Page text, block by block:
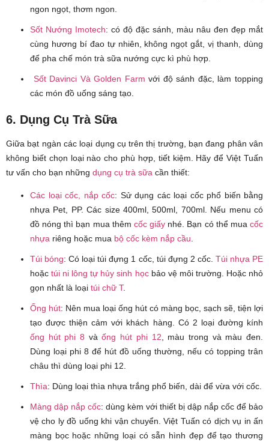
ngon ngọt, thơm ngon.
Sốt Nướng Imotech: có độ đặc sánh, màu nâu đen đẹp mắt
cùng hương bí đao tự nhiên, không ngọt gắt, vị thanh, dùng
để pha chế món trà sữa nướng cực kì phù hợp.
Sốt Davinci Và Golden Farm với độ sánh đặc, làm topping
các món đồ uống sáng tạo.
6. Dụng Cụ Trà Sữa
Giữa bạt ngàn các loại dụng cụ trên thị trường, bạn đang phân vân
không biết chọn loại nào cho phù hợp, tiết kiệm. Hãy để Việt Tuấn
tư vấn cho bạn những dụng cụ trà sữa cần thiết:
Các loại cốc, nắp cốc: Sử dụng các loại cốc phổ biến bằng
nhựa Pet, PP. Các size 400ml, 500ml, 700ml. Nếu menu có
đồ nóng thì bạn mua thêm cốc giấy nhé. Bạn có thể muacốc
nhựa riêng hoặc mua bộ cốc kèm nắp cầu.
Túi bóng: Có loại túi đựng 1 cốc, túi đựng 2 cốc. Túi nhựa PE
hoặctúi ni lông tự hủy sinh họcbảo vệ môi trường. Hoặc nhỏ
gọn nhất là loại túi chữ T.
Ống hút: Nên mua loại ống hút có màng bọc, sạch sẽ, tiện lợi
tạo được thiện cảm với khách hàng. Có 2 loại đường kính
ống hút phi 8 vàống hút phi 12, màu trong và màu đen.
Dùng loại phi 8 để hút đồ uống thường, nếu có topping trân
châu thì dùng loại phi 12.
Thìa: Dùng loại thìa nhựa trắng phổ biến, dài để vừa với cốc.
Màng dập nắp cốc: dùng kèm với thiết bị dập nắp cốc để bảo
vệ cho ly đồ uống khi vận chuyển. Việt Tuấn có dịch vụ in ấn
màng bọc hoặc những loại có sẵn hình đẹp để tạo thương